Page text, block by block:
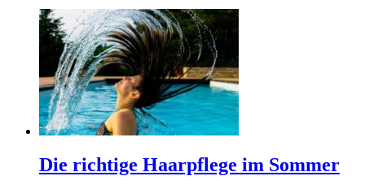
Die richtige Haarpflege im Sommer